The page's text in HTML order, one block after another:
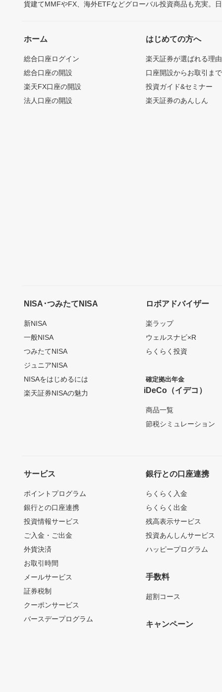
貨建てMMFやFX、海外ETFなどグローバル投資商品も充実。
ホーム
総合口座ログイン
総合口座の開設
楽天FX口座の開設
法人口座の開設
はじめての方へ
楽天証券が選ばれる理由
口座開設からお取引ま
投資ガイド&セミナー
楽天証券のあんしん
NISA･つみたてNISA
新NISA
一般NISA
つみたてNISA
ジュニアNISA
NISAをはじめるには
楽天証券NISAの魅力
ロボアドバイザー
楽ラップ
ウェルスナビ×R
らくらく投資
確定拠出年金
iDeCo（イデコ）
商品一覧
節税シミュレーション
サービス
ポイントプログラム
銀行との口座連携
投資情報サービス
ご入金・ご出金
外貨決済
お取引時間
メールサービス
証券税制
クーポンサービス
バースデープログラム
銀行との口座連携
らくらく入金
らくらく出金
残高表示サービス
投資あんしんサービス
ハッピープログラム
手数料
超割コース
キャンペーン